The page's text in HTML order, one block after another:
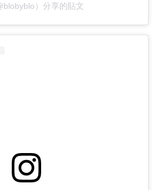
）分享的貼文